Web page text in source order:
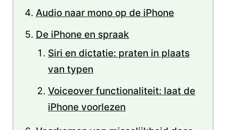
Audio naar mono op de iPhone
De iPhone en spraak
Siri en dictatie: praten in plaats
van typen
Voiceover functionaliteit: laat de
iPhone voorlezen